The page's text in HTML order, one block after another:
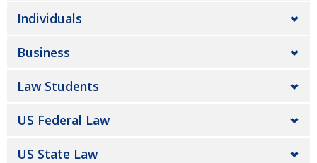
Individuals
Business
Law Students
US Federal Law
US State Law